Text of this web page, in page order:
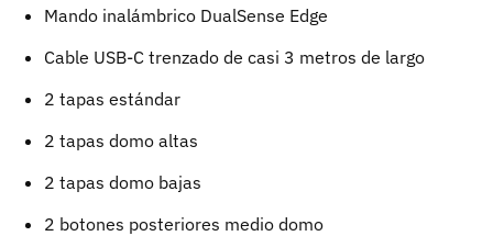
Mando inalámbrico DualSense Edge
Cable USB-C trenzado de casi 3 metros de largo
2 tapas estándar
2 tapas domo altas
2 tapas domo bajas
2 botones posteriores medio domo